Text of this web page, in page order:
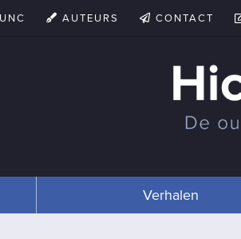
AUTEURS CONTACT
Verhalen